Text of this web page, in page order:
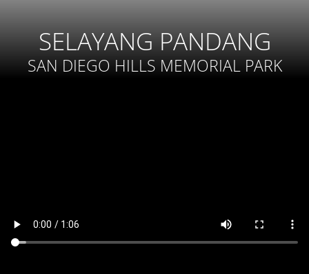
SELAYANG PANDANG
SAN DIEGO HILLS MEMORIAL PARK